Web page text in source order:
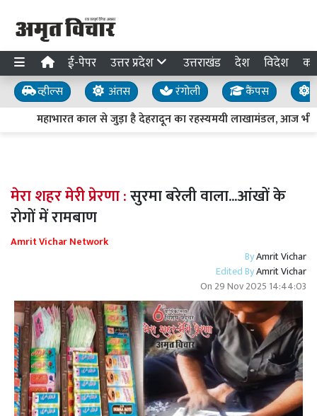
ई-पेपर उत्तर प्रदेश उत्तराखंड देश विदेश
व्हील्स अंतस रंगोली कैंपस
महाभारत काल से जुड़ा है देहरादून का रहस्यमयी लाखामंडल, आज भी
मेरा शहर मेरी प्रेरणा :सुरमा बरेली वाला...आंखों के
रोगों में रामबाण
Amrit Vichar Network
ByAmrit Vichar
Edited ByAmrit Vichar
On 29 Nov 2025 14:44:03